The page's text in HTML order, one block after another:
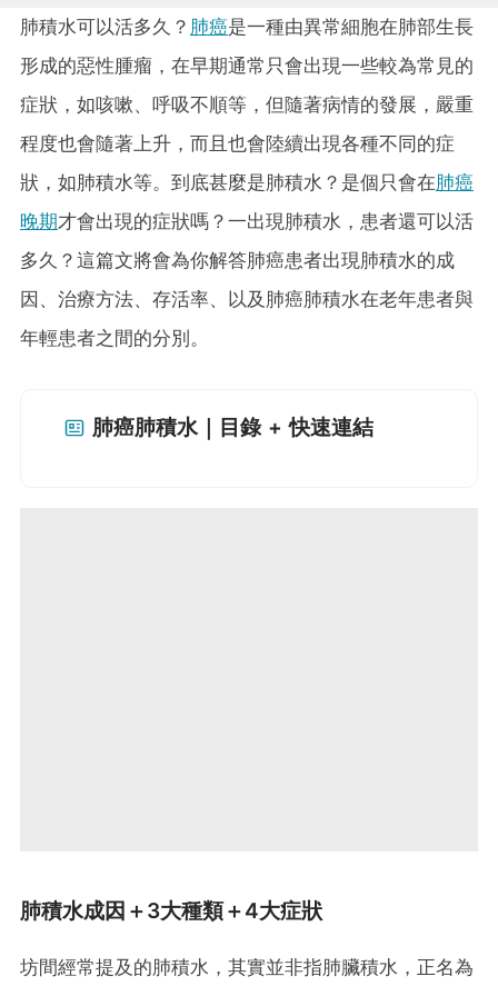
肺積水可以活多久？ 肺癌是一種由異常細胞在肺部生長
形成的惡性腫瘤，在早期通常只會出現一些較為常見的
症狀，如咳嗽、呼吸不順等，但隨著病情的發展，嚴重
程度也會隨著上升，而且也會陸續出現各種不同的症
狀，如肺積水等。到底甚麼是肺積水？是個只會在肺癌
晚期才會出現的症狀嗎？一出現肺積水，患者還可以活
多久？這篇文將會為你解答肺癌患者出現肺積水的成
因、治療方法、存活率、以及肺癌肺積水在老年患者與
年輕患者之間的分別。
肺癌肺積水｜目錄 + 快速連結
肺積水成因＋3大種類＋4大症狀
坊間經常提及的肺積水，其實並非指肺臟積水，正名為